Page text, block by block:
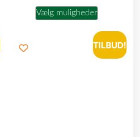
Vælg muligheder
TILBUD!